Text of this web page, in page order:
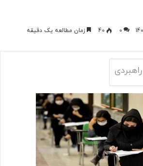
0
40 زمان مطالعه یک دقیقه